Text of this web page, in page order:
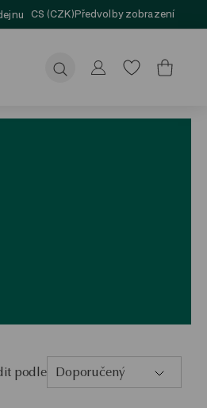
CS (CZK)Předvolby zobrazení
Odeslat
se čtyřmi sloupci
se dvěma sloupci
podle Doporučený